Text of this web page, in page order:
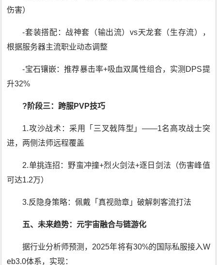
伤害）
-套装搭配：战神套（输出流）vs天龙套（生存流），
根据服务器主流职业动态调整
-宝石镶嵌：推荐暴击率+吸血双属性组合，实测DPS提
升32%
?阶段三：跨服PVP技巧
1.攻沙战术：采用「三叉戟阵型」——1名高攻战士突
进，两侧法师远程覆盖
2.单挑连招：野蛮冲撞+烈火剑法+逐日剑法（伤害峰值
可达1.2万）
3.反隐身策略：佩戴「真视勋章」破解刺客流打法
五、未来趋势：元宇宙融合与链游化
据行业分析师预测，2025年将有30%的国际私服接入W
eb3.0体系，实现：